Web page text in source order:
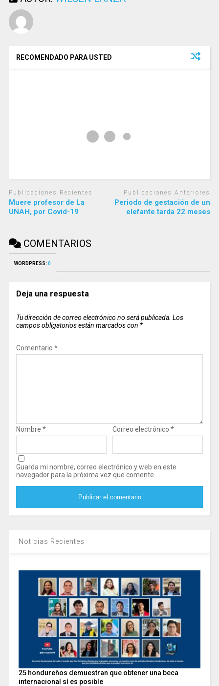
RECOMENDADO PARA USTED
Publicaciones Recientes
Muere profesor de La
UNAH, por Covid-19
Publicaciones Anteriores
Periodo de gestación de un
elefante tarda 22 meses
COMENTARIOS
WORDPRESS: 0
Deja una respuesta
Tu dirección de correo electrónico no será publicada. Los
campos obligatorios están marcados con *
Comentario *
Nombre * Correo electrónico *
Guarda mi nombre, correo electrónico y web en este
navegador para la próxima vez que comente.
Noticias Recientes
25 hondureños demuestran que obtener una beca
internacional sí es posible